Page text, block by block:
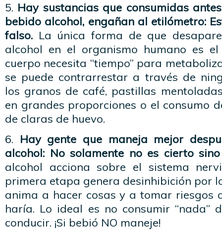
5. Hay sustancias que consumidas
bebido alcohol, engañan al etilómetro:
falso. La única forma de que
alcohol en el organismo humano es
cuerpo necesita “tiempo” para
se puede contrarrestar a través de
los granos de café, pastillas
en grandes proporciones o el consumo
de claras de huevo.
6. Hay gente que maneja mejor
alcohol: No solamente no es cierto
alcohol acciona sobre el sistema
primera etapa genera desinhibición por
anima a hacer cosas y a tomar riesgos
haría. Lo ideal es no consumir “nada”
conducir. ¡Si bebió NO maneje!